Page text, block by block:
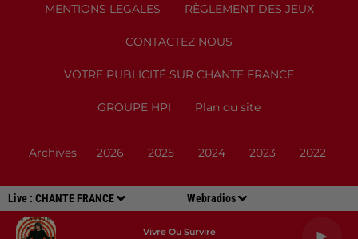
Live : CHANTE FRANCE Webradios
Vivre Ou Survire
MENTIONS LEGALES RÈGLEMENT DES JEUX
CONTACTEZ NOUS
VOTRE PUBLICITÉ SUR CHANTE FRANCE
GROUPE HPI Plan du site
Archives 2026 2025 2024 2023 2022